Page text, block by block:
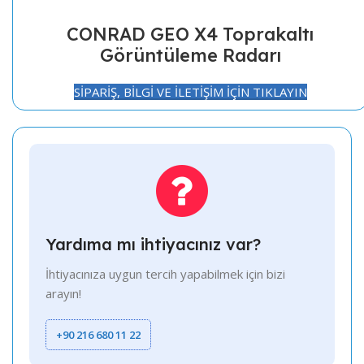
CONRAD GEO X4 Toprakaltı
Görüntüleme Radarı
SİPARİŞ, BİLGİ VE İLETİŞİM İÇİN TIKLAYIN
Yardıma mı ihtiyacınız var?
İhtiyacınıza uygun tercih yapabilmek için bizi
arayın!
+90 216 680 11 22